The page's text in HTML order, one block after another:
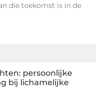
die toekomst is in de
persoonlijke
bij lichamelijke